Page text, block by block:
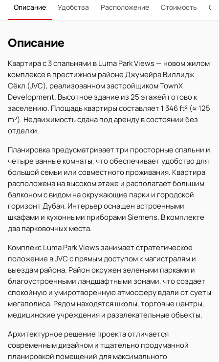
Описание Удобства Расположение Стоимость О
Описание
Квартира с 3 спальнями в Luma Park Views — новом жилом
комплексе в престижном районе Джумейра Виллидж
Сёкл (JVC), реализованном застройщиком TownX
Development. Высотное здание из 25 этажей готово к
заселению. Площадь квартиры составляет 1 346 ft² (≈ 125
m²). Недвижимость сдана под аренду в состоянии без
отделки.
Планировка предусматривает три просторные спальни и
четыре ванные комнаты, что обеспечивает удобство для
большой семьи или совместного проживания. Квартира
расположена на высоком этаже и располагает большим
балконом с видом на окружающие парки и городской
горизонт Дубая. Интерьер оснащен встроенными
шкафами и кухонными приборами Siemens. В комплекте
два парковочных места.
Комплекс Luma Park Views занимает стратегическое
положение в JVC с прямым доступом к магистралям и
выездам района. Район окружен зелеными парками и
благоустроенными ландшафтными зонами, что создает
спокойную и умиротворенную атмосферу вдали от суеты
мегаполиса. Рядом находятся школы, торговые центры,
медицинские учреждения и развлекательные объекты.
Архитектурное решение проекта отличается
современным дизайном и тщательно продуманной
планировкой помещений для максимального